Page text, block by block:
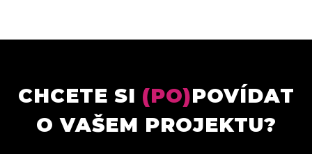
CHCETE SI (PO)POVÍDAT
O VAŠEM PROJEKTU?